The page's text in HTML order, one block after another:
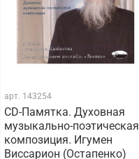
арт. 143254
СD-Памятка. Духовная
музыкально-поэтическая
композиция. Игумен
Виссарион (Остапенко)